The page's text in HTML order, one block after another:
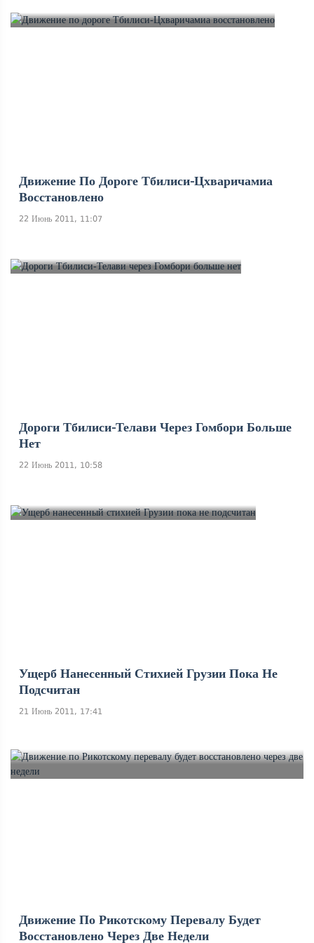
Движение По Дороге Тбилиси-Цхваричамиа
Восстановлено
22 Июнь 2011, 11:07
Дороги Тбилиси-Телави Через Гомбори Больше
Нет
22 Июнь 2011, 10:58
Ущерб Нанесенный Стихией Грузии Пока Не
Подсчитан
21 Июнь 2011, 17:41
Движение По Рикотскому Перевалу Будет
Восстановлено Через Две Недели